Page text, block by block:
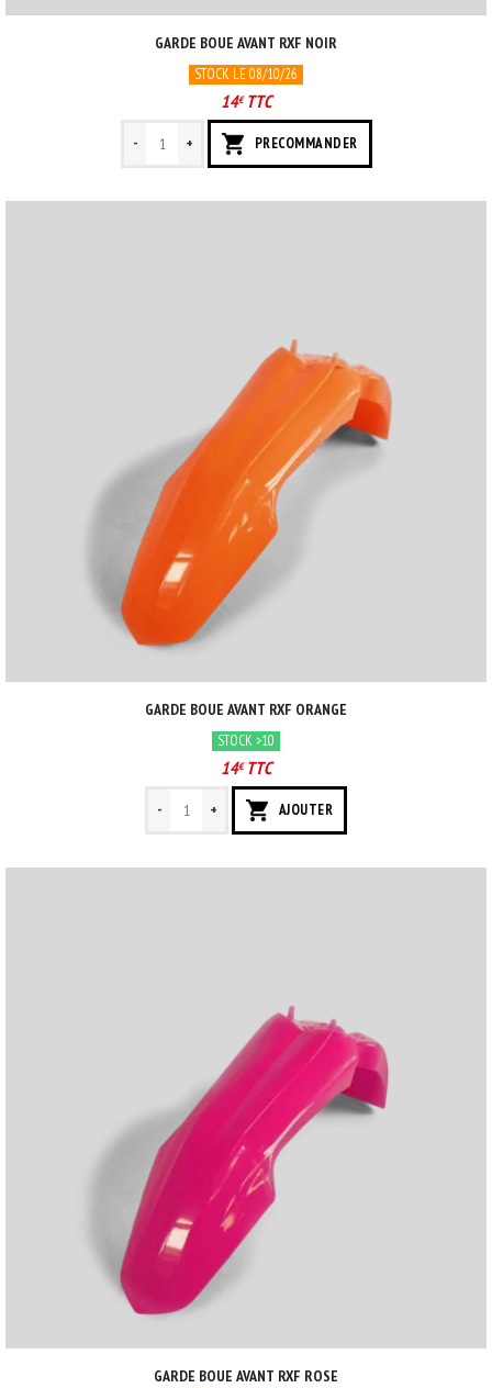
GARDE BOUE AVANT RXF NOIR
STOCK LE 08/10/26
14€TTC
- + PRECOMMANDER
GARDE BOUE AVANT RXF ORANGE
STOCK >10
14€TTC
- + AJOUTER
GARDE BOUE AVANT RXF ROSE